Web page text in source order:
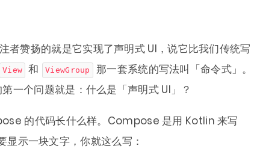
赞扬的就是它实现了声明式 UI，说它比我们传统写
View 和 ViewGroup
那一套系统的写法叫「命令式」。
一个问题就是：什么是「声明式 UI」？
的代码长什么样。Compose 是用 Kotlin 来写
示一块文字，你就这么写：